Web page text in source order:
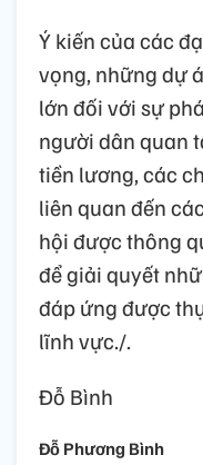
Ý kiến của các
vọng, những dự
lớn đối với sự
người dân quan
tiền lương, các
liên quan đến
hội được thông
để giải quyết
đáp ứng được
lĩnh vực./.
Đỗ Bình
Đỗ Phương Bình